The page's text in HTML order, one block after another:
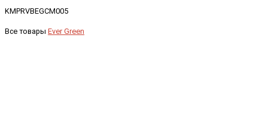
KMPRVBEGCM005
Все товары Ever Green